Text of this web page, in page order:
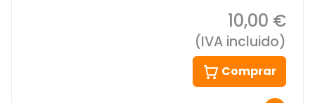
10,00 €
(IVA incluido)
Comprar